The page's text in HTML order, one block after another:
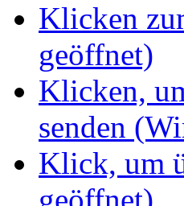
Klicken
geöffnet)
Klicken,
senden
Klick, um